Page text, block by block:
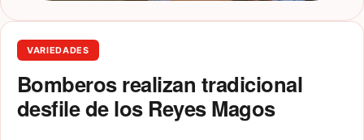
VARIEDADES
Bomberos realizan tradicional
desfile de los Reyes Magos